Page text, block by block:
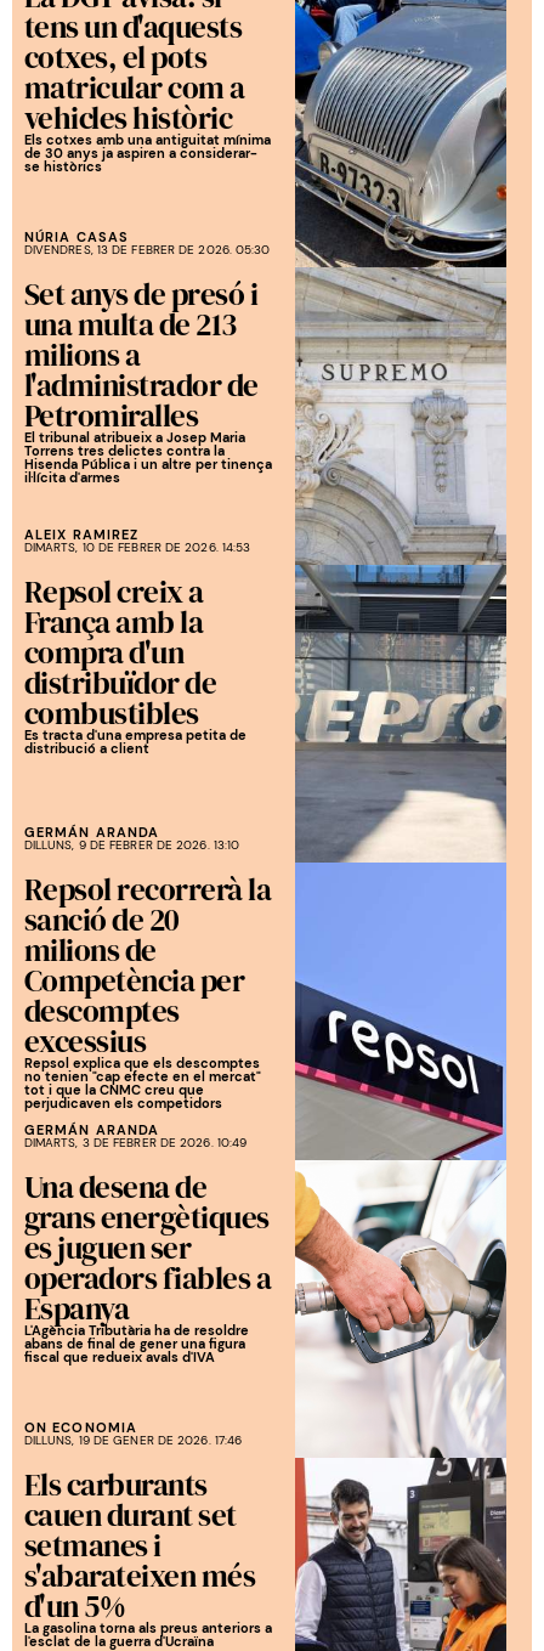
tens un d'aquests
cotxes, el pots
matricular com a
vehicles històric
Els cotxes amb una antiguitat mínima
de 30 anys ja aspiren a considerar-
se històrics
NÚRIA CASAS
DIVENDRES, 13 DE FEBRER DE 2026. 05:30
Set anys de presó i
una multa de 213
milions a
l'administrador de
Petromiralles
El tribunal atribueix a Josep Maria
Torrens tres delictes contra la
Hisenda Pública i un altre per tinença
il·lícita d'armes
ALEIX RAMIREZ
DIMARTS, 10 DE FEBRER DE 2026. 14:53
Repsol creix a
França amb la
compra d'un
distribuïdor de
combustibles
Es tracta d'una empresa petita de
distribució a client
GERMÁN ARANDA
DILLUNS, 9 DE FEBRER DE 2026. 13:10
Repsol recorrerà la
sanció de 20
milions de
Competència per
descomptes
excessius
Repsol explica que els descomptes
no tenien "cap efecte en el mercat"
tot i que la CNMC creu que
perjudicaven els competidors
GERMÁN ARANDA
DIMARTS, 3 DE FEBRER DE 2026. 10:49
Una desena de
grans energètiques
es juguen ser
operadors fiables a
Espanya
L'Agència Tributària ha de resoldre
abans de final de gener una figura
fiscal que redueix avals d'IVA
ON ECONOMIA
DILLUNS, 19 DE GENER DE 2026. 17:46
Els carburants
cauen durant set
setmanes i
s'abarateixen més
d'un 5%
La gasolina torna als preus anteriors a
l'esclat de la guerra d'Ucraïna